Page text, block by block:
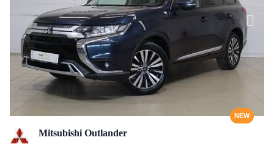
NEW
Mitsubishi Outlander